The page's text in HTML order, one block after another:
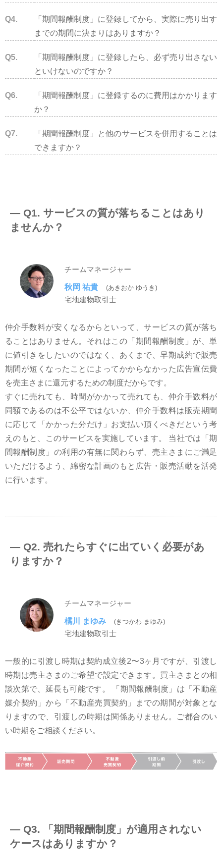
Q4.
「期間報酬制度」に登録してから、実際に売り出す
までの期間に決まりはありますか？
Q5.
「期間報酬制度」に登録したら、必ず売り出さない
といけないのですか？
Q6.
「期間報酬制度」に登録するのに費⽤はかかります
か？
Q7.
「期間報酬制度」と他のサービスを併⽤することは
できますか？
― Q1. サービスの質が落ちることはあり
ませんか？
チームマネージャー
秋岡 祐貴 (あきおか ゆうき)
宅地建物取引士
仲介手数料が安くなるからといって、サービスの質が落ち
ることはありません。それはこの「期間報酬制度」が、単
に値引きをしたいのではなく、あくまで、早期成約で販売
期間が短くなったことによってかからなかった広告宣伝費
を売主さまに還元するための制度だからです。
すぐに売れても、時間がかかって売れても、仲介手数料が
同額であるのは不公平ではないか、仲介手数料は販売期間
に応じて「かかった分だけ」お支払い頂くべきだという考
えのもと、このサービスを実施しています。 当社では「期
間報酬制度」の利用の有無に関わらず、売主さまにご満足
いただけるよう、綿密な計画のもと広告・販売活動を活発
に行います。
― Q2. 売れたらすぐに出ていく必要があ
りますか？
チームマネージャー
橘川 まゆみ (きつかわ まゆみ)
宅地建物取引士
一般的に引渡し時期は契約成立後2〜3ヶ月ですが、引渡し
時期は売主さまのご希望で設定できます。買主さまとの相
談次第で、延長も可能です。 「期間報酬制度」は「不動産
媒介契約」から「不動産売買契約」までの期間が対象とな
りますので、引渡しの時期は関係ありません。ご都合のい
い時期をご相談ください。
― Q3. 「期間報酬制度」が適用されない
ケースはありますか？